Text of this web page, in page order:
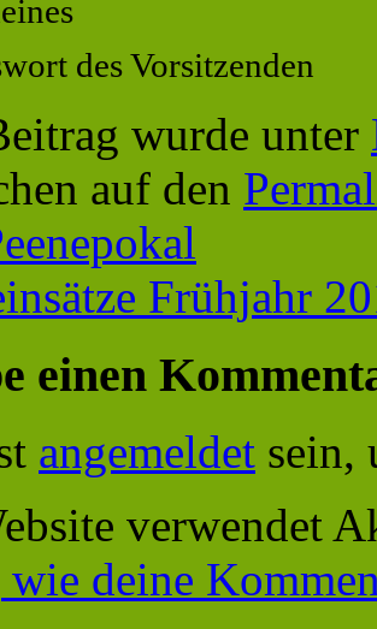
des Vorsitzenden
wurde unter
auf den
Frühjahr
einen
angemeldet sein,
verwendet
deine